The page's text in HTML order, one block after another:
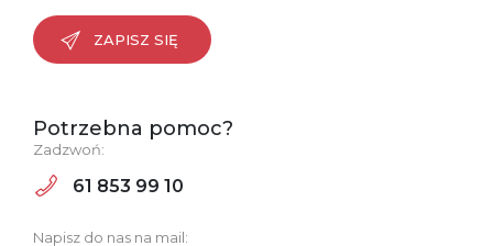
ZAPISZ SIĘ
Potrzebna pomoc?
Zadzwoń:
61 853 99 10
Napisz do nas na mail: